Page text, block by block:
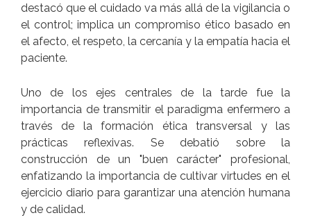
destacó que el cuidado va más allá de la vigilancia o
el control; implica un compromiso ético basado en
el afecto, el respeto, la cercanía y la empatía hacia el
paciente.
Uno de los ejes centrales de la tarde fue la
importancia de transmitir el paradigma enfermero a
través de la formación ética transversal y las
prácticas reflexivas. Se debatió sobre la
construcción de un "buen carácter" profesional,
enfatizando la importancia de cultivar virtudes en el
ejercicio diario para garantizar una atención humana
y de calidad.